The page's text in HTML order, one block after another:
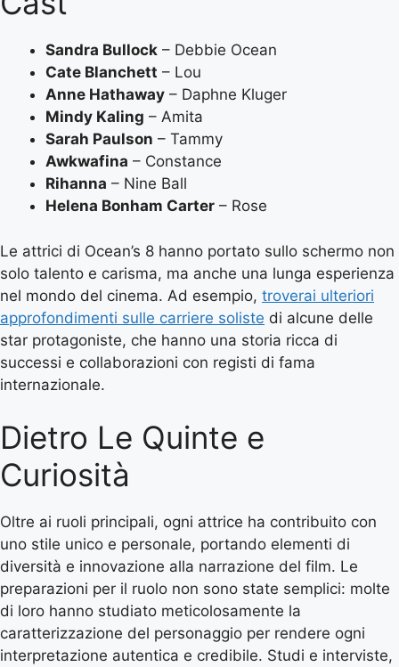
Sandra Bullock – Debbie Ocean
Cate Blanchett – Lou
Anne Hathaway – Daphne Kluger
Mindy Kaling – Amita
Sarah Paulson – Tammy
Awkwafina – Constance
Rihanna – Nine Ball
Helena Bonham Carter – Rose
Le attrici di Ocean’s 8 hanno portato sullo schermo non
solo talento e carisma, ma anche una lunga esperienza
nel mondo del cinema. Ad esempio, troverai ulteriori
approfondimenti sulle carriere soliste di alcune delle
star protagoniste, che hanno una storia ricca di
successi e collaborazioni con registi di fama
internazionale.
Dietro Le Quinte e
Curiosità
Oltre ai ruoli principali, ogni attrice ha contribuito con
uno stile unico e personale, portando elementi di
diversità e innovazione alla narrazione del film. Le
preparazioni per il ruolo non sono state semplici: molte
di loro hanno studiato meticolosamente la
caratterizzazione del personaggio per rendere ogni
interpretazione autentica e credibile. Studi e interviste,